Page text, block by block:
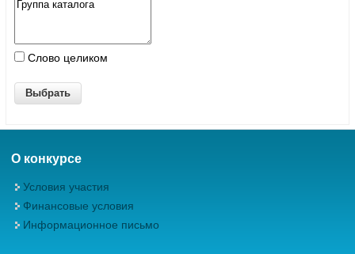
Слово целиком
О конкурсе
Условия участия
Финансовые условия
Информационное письмо